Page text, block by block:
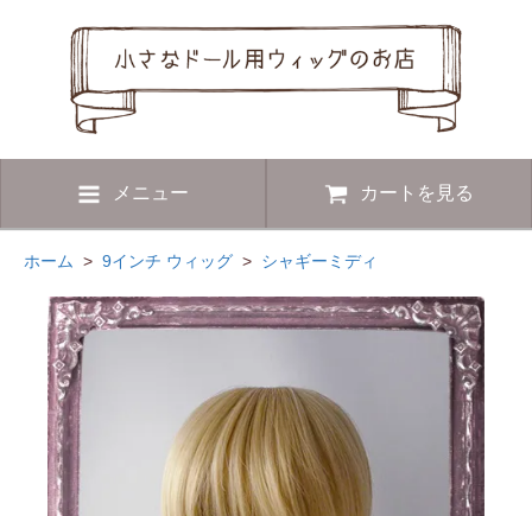
メニュー カートを見る
ホーム > 9インチ ウィッグ > シャギーミディ